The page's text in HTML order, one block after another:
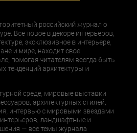
российский журнал о
Все новое в декоре интерьеров,
эксклюзивное в интерьере,
и мире, находит свое
помогая читателям всегда быть
тенденций архитектуры и
среде, мировые выставки
архитектурных стилей,
интервью с мировыми звездами
ландшафтные и
— все темы журнала